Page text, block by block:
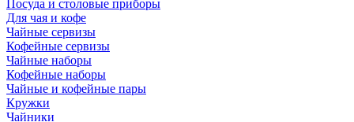
Посуда и столовые приборы
Для чая и кофе
Чайные сервизы
Кофейные сервизы
Чайные наборы
Кофейные наборы
Чайные и кофейные пары
Кружки
Чайники